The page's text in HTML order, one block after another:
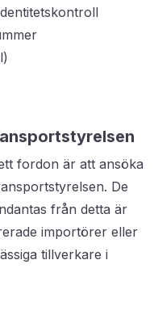
fordon är att ansöka
De
från detta är
importörer eller
tillverkare i